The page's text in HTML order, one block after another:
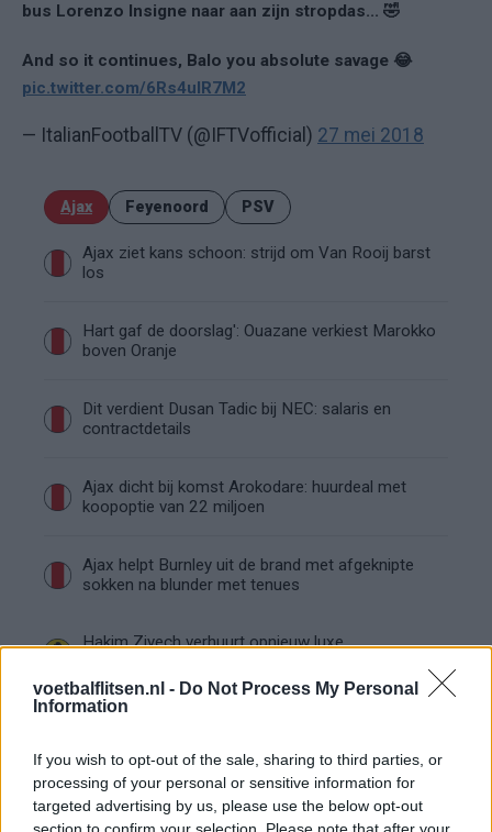
voetbalflitsen.nl - Do Not Process My Personal
Information
If you wish to opt-out of the sale, sharing to third parties, or
processing of your personal or sensitive information for
targeted advertising by us, please use the below opt-out
section to confirm your selection. Please note that after your
bus Lorenzo Insigne naar aan zijn stropdas... 🤣
And so it continues, Balo you absolute savage 😂
pic.twitter.com/6Rs4ulR7M2
— ItalianFootballTV (@IFTVofficial) 27 mei 2018
Ajax Feyenoord PSV
Ajax ziet kans schoon: strijd om Van Rooij barst
los
Hart gaf de doorslag': Ouazane verkiest Marokko
boven Oranje
Dit verdient Dusan Tadic bij NEC: salaris en
contractdetails
Ajax dicht bij komst Arokodare: huurdeal met
koopoptie van 22 miljoen
Ajax helpt Burnley uit de brand met afgeknipte
sokken na blunder met tenues
Hakim Ziyech verhuurt opnieuw luxe
Resterend oefenprogramma Ajax: waar zijn de
duels te zien